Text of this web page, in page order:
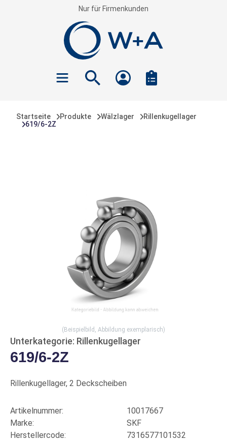
Nur für Firmenkunden
Startseite Produkte Wälzlager
Rillenkugellager
619/6-2Z
(Beispielbild, Abbildung exemplarisch)
Unterkategorie: Rillenkugellager
619/6-2Z
Rillenkugellager, 2 Deckscheiben
Artikelnummer:
10017667
Marke:
SKF
Herstellercode:
7316577101532